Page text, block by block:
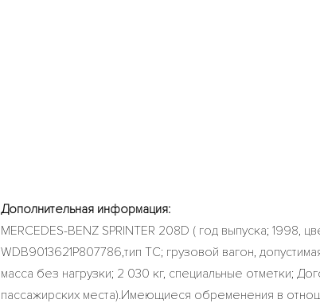
Дополнительная информация:
MERCEDES-BENZ SPRINTER 208D ( год выпуска; 1998,
WDB9013621P807786,тип ТС; грузовой вагон,
масса без нагрузки; 2 030 кг, специальные отметки;
пассажирских места).Имеющиеся обременения в